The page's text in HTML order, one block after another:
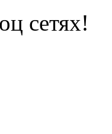
сетях!